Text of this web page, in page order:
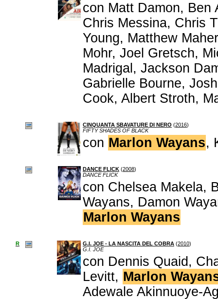
con Matt Damon,
Chris Messina, Chris
Young, Matthew
Mohr, Joel Gretsch,
Madrigal, Jackson
Gabrielle Bourne,
Cook, Albert Stroth,
CINQUANTA SBAVATURE DI NERO (2016)
FIFTY SHADES OF BLACK
con Marlon Wayans,
DANCE FLICK (2008)
DANCE FLICK
con Chelsea Makela,
Wayans, Damon
Marlon Wayans
R G.I. JOE - LA NASCITA DEL COBRA (2010)
G.I. JOE
con Dennis Quaid,
Levitt, Marlon
Adewale Akinnuoye-